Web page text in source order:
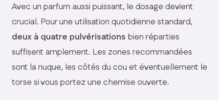
Avec un parfum aussi puissant, le dosage devient
crucial. Pour une utilisation quotidienne standard,
deux à quatre pulvérisations bien réparties
suffisent amplement. Les zones recommandées
sont la nuque, les côtés du cou et éventuellement le
torse si vous portez une chemise ouverte.